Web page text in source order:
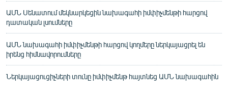
ԱՄՆ Սենատում մեկնարկեցին նախագահի իմփիչմենթի հարցով
դատական լսումները
ԱՄՆ նախագահի իմփիչմենթի հարցով կողմերը ներկայացրել են
իրենց հիմնավորումները
Ներկայացուցիչների տունը իմփիչմենթ հայտնեց ԱՄՆ նախագահին